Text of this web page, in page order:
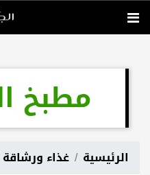
مطبخ
الرئيسية غذاء ورشاقة